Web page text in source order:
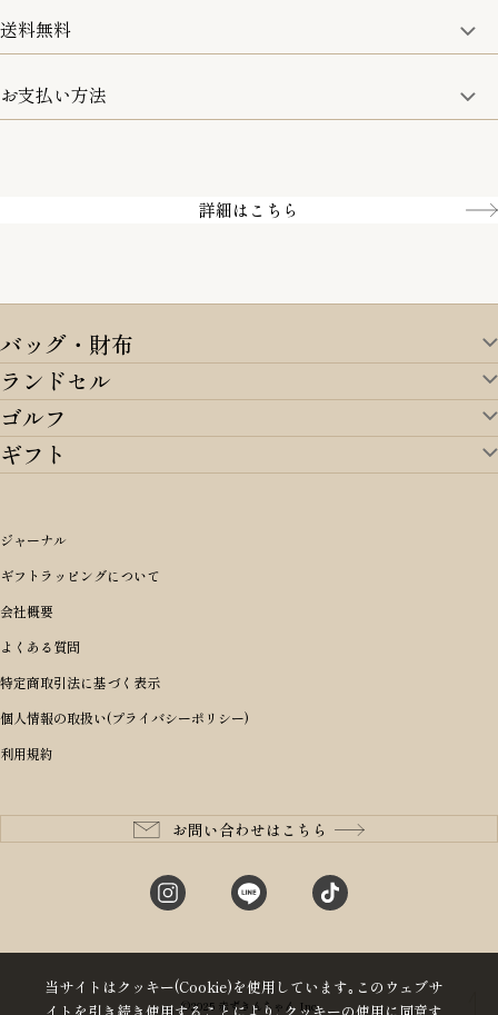
15:00までのご注文は即日発送
お取寄せ商品を除く
送料無料
5,500円(税込)以上で全国送料無料となります。
お支払い方法
詳細はこちら
バッグ・財布
バッグ・財布TOP
すべてを見る
アイテムから選ぶ
リュックサック・デイパック・バックパック
ショルダーバッグ
ボディバッグ・ウエストバッグ
長財布
二つ折り財布
三つ折り財布
コインケース・小銭入れ
m＋ エムピウ
PORTER 吉田カバン ポーター
BRIEFING ブリーフィング
Dakota ダコタ
CLEDRAN クレドラン
aniary アニアリ
CIE シー
StitchandSew ステッチアンドソー
ランドセル
ランドセルTOP
すべてを見る
オリジナルランドセル
女の子ランドセル
男の子ランドセル
ランドセル小物・その他
レッド
ピンク
パープル(ラベンダー)
キャメル
ブルー・ネイビー
価格から選ぶ
〜49,999円
50,000円〜59,999円
60,000円〜69,999円
70,000円〜79,999円
80,000円〜
ゴルフ
ゴルフTOP
アイテムから選ぶ
キャディバッグ
ヘッドカバー
ゴルフ小物
ゴルフウェア/アクセサリー
ブランドから選ぶ
BRIEFING ブリーフィング
master-piece マスターピース
JONES ジョーンズ
木の庄帆布
ギフト
シーンから探す
誕生日
結婚祝い
出産祝い
入学・進学祝い
成人祝い
就職・栄転祝い
長寿・還暦祝い
性別・年齢から探す
男性向け
女性向け
10代
20代
30代
予算から探す
〜4,999円
5,000円〜9,999円
10,000円〜19,999円
20,000円〜29,999円
ジャーナル
ギフトラッピングについて
会社概要
よくある質問
特定商取引法に基づく表示
個人情報の取扱い(プライバシーポリシー)
利用規約
お問い合わせはこちら
©2025 赤ずきんちゃん Inc
当サイトはクッキー(Cookie)を使用しています｡このウェブサ